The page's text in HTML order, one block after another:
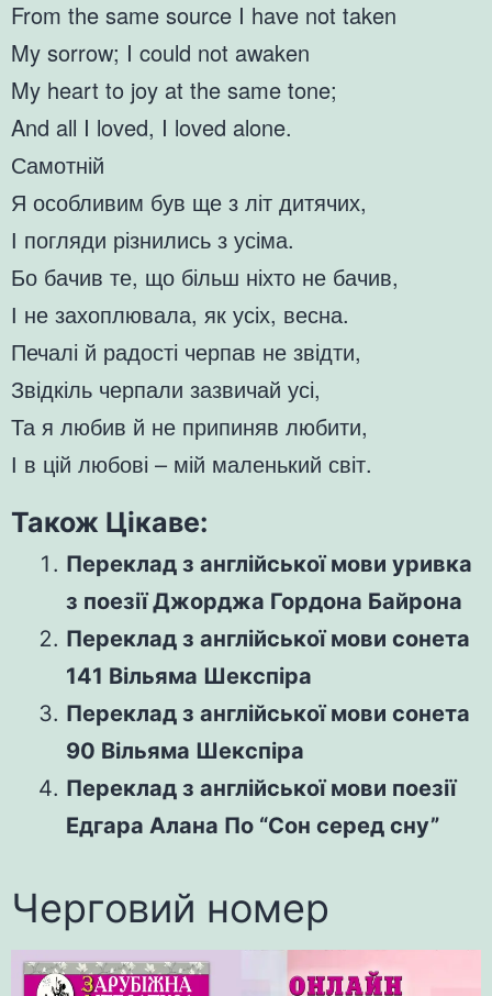
From the same source I have not taken
My sorrow; I could not awaken
My heart to joy at the same tone;
And all I loved, I loved alone.
Самотній
Я особливим був ще з літ дитячих,
І погляди різнились з усіма.
Бо бачив те, що більш ніхто не бачив,
І не захоплювала, як усіх, весна.
Печалі й радості черпав не звідти,
Звідкіль черпали зазвичай усі,
Та я любив й не припиняв любити,
І в цій любові – мій маленький світ.
Також Цікаве:
Переклад з англійської мови уривка
з поезії Джорджа Гордона Байрона
Переклад з англійської мови сонета
141 Вільяма Шекспіра
Переклад з англійської мови сонета
90 Вільяма Шекспіра
Переклад з англійської мови поезії
Едгара Алана По “Сон серед сну”
Черговий номер